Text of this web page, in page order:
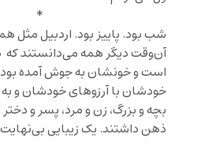
*
شب بود. پاییز بود. اردبیل مثل
آن‌وقت دیگر همه می‌دانستند
است و خونشان به جوش آمده
خودشان با آرزوهای خودشان و
بچه و بزرگ، زن و مرد، پسر و
ذهن داشتند. یک زیبایی